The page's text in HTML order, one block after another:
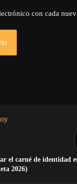
con cada
el carné de identidad
2026)